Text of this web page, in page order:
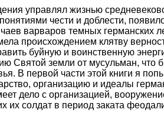
управлял жизнью
чести и доблести,
варваров темных германских
происхождением клятву
буйную и воинственную
Святой земли от мусульман, что
В первой части этой книги я
организацию и идеалы
дело с организацией,
их солдат в период заката